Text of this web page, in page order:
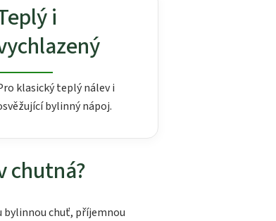
i
klasický teplý nálev i
bylinný nápoj.
chutná?
bylinnou chuť, příjemnou